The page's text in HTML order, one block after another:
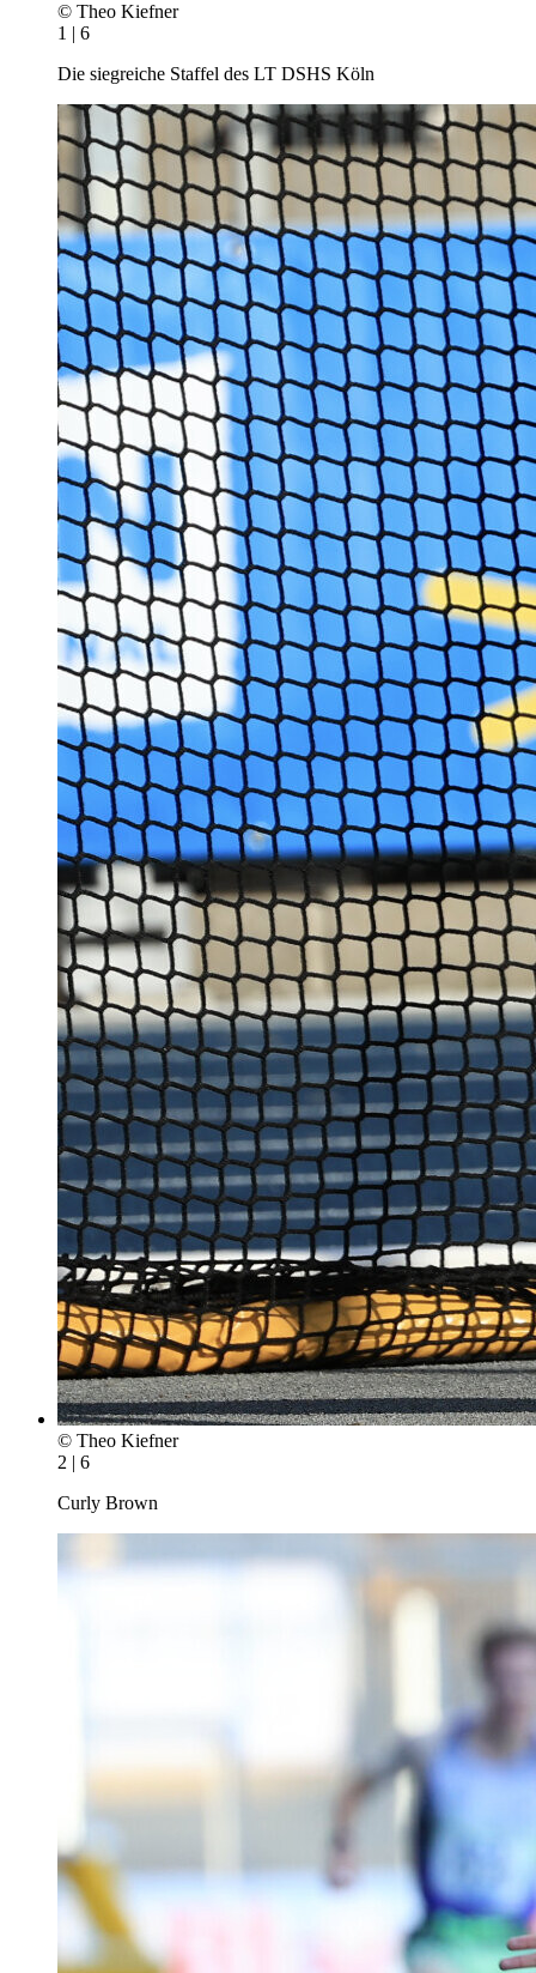
© Theo Kiefner
1 | 6
Die siegreiche Staffel des LT DSHS Köln
© Theo Kiefner
2 | 6
Curly Brown